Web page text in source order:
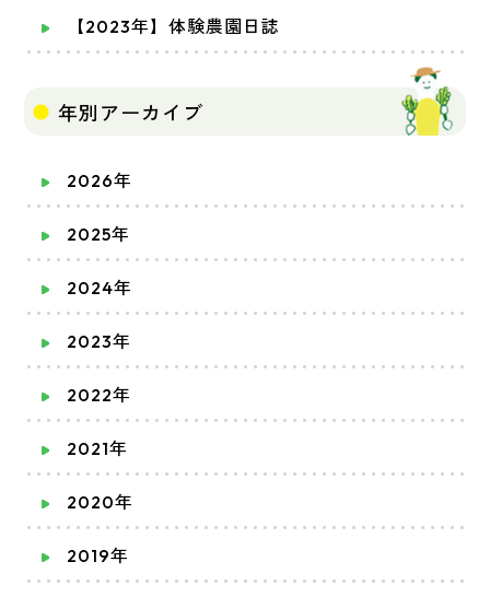
【2023年】体験農園日誌
年別アーカイブ
2026年
2025年
2024年
2023年
2022年
2021年
2020年
2019年